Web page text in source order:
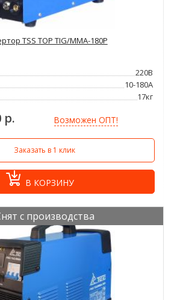
TSS TOP TIG/MMA-180P
220В
10-180А
17кг
р. Возможен ОПТ!
Заказать в 1 клик
В КОРЗИНУ
с производства